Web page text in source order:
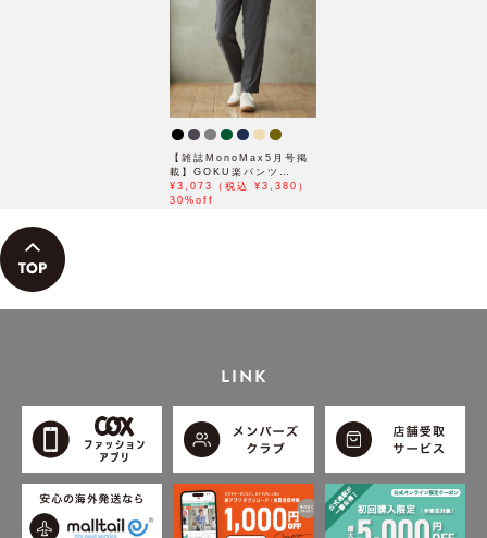
【雑誌MonoMax5月号掲
載】GOKU楽パンツ
EASY STRETCH 冷感ア
ンクル【接触冷感】「小泉
¥3,073（税込 ¥3,380）
30%off
LINK